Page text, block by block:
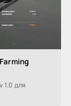
1.0 для